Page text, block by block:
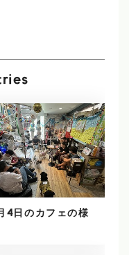
4日のカフェの様